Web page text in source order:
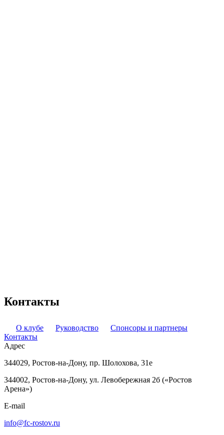
Контакты
О клубе Руководство
Спонсоры и партнеры
Контакты
Адрес
344029, Ростов-на-Дону, пр. Шолохова, 31е
344002, Ростов-на-Дону, ул. Левобережная 2б («Ростов
Арена»)
E-mail
info@fc-rostov.ru